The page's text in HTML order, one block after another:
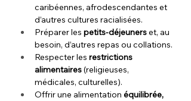
caribéennes, afrodescendantes et
d’autres cultures racialisées.
Préparer les petits-déjeuners et, au
besoin, d’autres repas ou collations.
Respecter les restrictions
alimentaires (religieuses,
médicales, culturelles).
Offrir une alimentation équilibrée,